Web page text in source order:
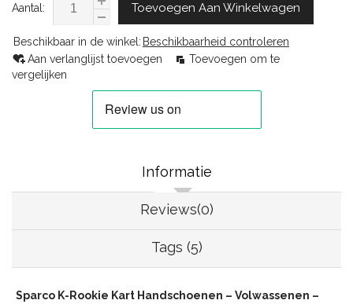
Aantal: Toevoegen Aan Winkelwagen
Beschikbaar in de winkel: Beschikbaarheid controleren
Aan verlanglijst toevoegen
Toevoegen om te
vergelijken
Informatie
Reviews(0)
Tags (5)
Sparco K-Rookie Kart Handschoenen – Volwassenen –